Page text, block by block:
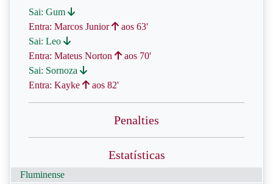
Sai: Gum
Entra: Marcos Junior
aos 63'
Sai: Leo
Entra: Mateus Norton
aos 70'
Sai: Sornoza
Entra: Kayke
aos 82'
Penalties
Estatísticas
Fluminense